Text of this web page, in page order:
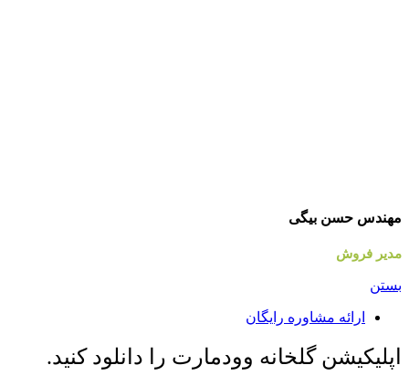
مهندس حسن بیگی
مدیر فروش
بستن
ارائه مشاوره رایگان
اپلیکیشن گلخانه وودمارت را دانلود کنید.